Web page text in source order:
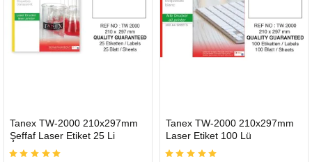
GÖNDERİ
Tanex TW-2000 210x297mm
Şeffaf Laser Etiket 25 Li
GÖNDERİ
Tanex TW-2000 210x297mm
Laser Etiket 100 Lü